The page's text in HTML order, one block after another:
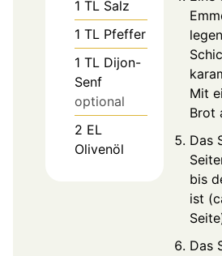
1 TL Salz
1 TL Pfeffer
1 TL Dijon-
Senf
optional
2 EL
Olivenöl
Mit
Brot
Das
bis
ist
Das